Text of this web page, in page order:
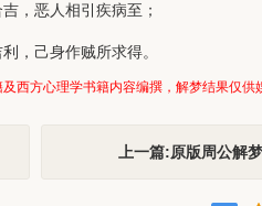
，恶人相引疾病至；
，己身作贼所求得。
西方心理学书籍内容编撰，解梦结果仅供
上一篇:原版周公解